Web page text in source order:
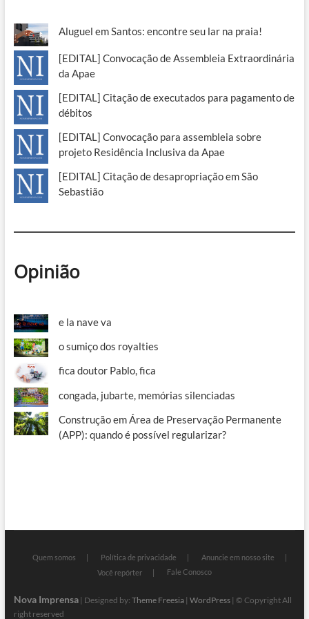
Aluguel em Santos: encontre seu lar na praia!
[EDITAL] Convocação de Assembleia Extraordinária
da Apae
[EDITAL] Citação de executados para pagamento de
débitos
[EDITAL] Convocação para assembleia sobre
projeto Residência Inclusiva da Apae
[EDITAL] Citação de desapropriação em São
Sebastião
Opinião
e la nave va
o sumiço dos royalties
fica doutor Pablo, fica
congada, jubarte, memórias silenciadas
Construção em Área de Preservação Permanente
(APP): quando é possível regularizar?
Quem somos Política de privacidade
Anuncie em nosso site
Você repórter
Fale Conosco
Nova Imprensa| Designed by: Theme Freesia| WordPress| © Copyright All
right reserved